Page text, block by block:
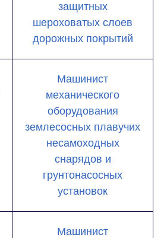
защитных
шероховатых слоев
дорожных покрытий
Машинист
механического
оборудования
землесосных плавучих
несамоходных
снарядов и
грунтонасосных
установок
Машинист